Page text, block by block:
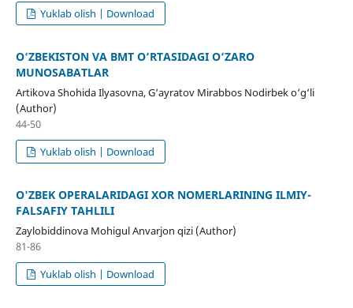
Yuklab olish | Download
O‘ZBEKISTON VA BMT O‘RTASIDAGI O‘ZARO
MUNOSABATLAR
Artikova Shohida Ilyasovna, G‘ayratov Mirabbos Nodirbek o‘g‘li
(Author)
44-50
Yuklab olish | Download
O'ZBEK OPERALARIDAGI XOR NOMERLARINING ILMIY-
FALSAFIY TAHLILI
Zaylobiddinova Mohigul Anvarjon qizi (Author)
81-86
Yuklab olish | Download